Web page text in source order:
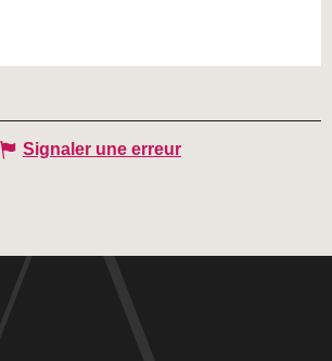
Signaler une erreur